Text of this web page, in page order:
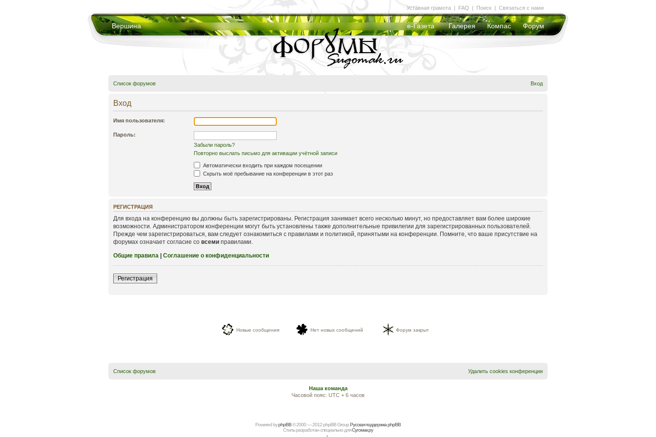
Вершина е-Газета Галерея Компас Форум
Уставная грамота | FAQ | Поиск | Связаться с нами
Список форумов Вход
Вход
Имя пользователя:
Пароль:
Забыли пароль?
Повторно выслать письмо для активации учётной записи
Автоматически входить при каждом посещении
Скрыть моё пребывание на конференции в этот раз
РЕГИСТРАЦИЯ
Для входа на конференцию вы должны быть зарегистрированы. Регистрация занимает всего несколько минут, но предоставляет вам более широкие
возможности. Администратором конференции могут быть установлены также дополнительные привилегии для зарегистрированных пользователей.
Прежде чем зарегистрироваться, вам следует ознакомиться с правилами и политикой, принятыми на конференции. Помните, что ваше присутствие на
форумах означает согласие со всеми правилами.
Общие правила | Соглашение о конфиденциальности
Регистрация
Новые сообщения Нет новых сообщений Форум закрыт
Список форумов Удалить cookies конференции
Наша команда
Часовой пояс: UTC + 6 часов
Powered byрhрBВ© 2000 — 2012 рhрBВ GrоupРусская поддержка phpBB
Стиль разработан специально дляСугомак.ру